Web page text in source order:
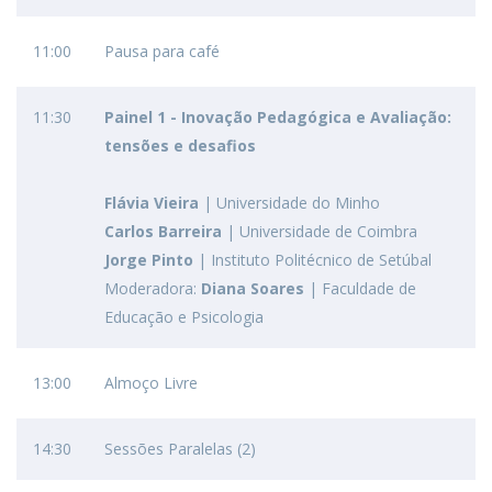
11:00 Pausa para café
11:30 Painel 1 - Inovação Pedagógica e Avaliação:
tensões e desafios
Flávia Vieira | Universidade do Minho
Carlos Barreira | Universidade de Coimbra
Jorge Pinto | Instituto Politécnico de Setúbal
Moderadora: Diana Soares | Faculdade de
Educação e Psicologia
13:00 Almoço Livre
14:30 Sessões Paralelas (2)